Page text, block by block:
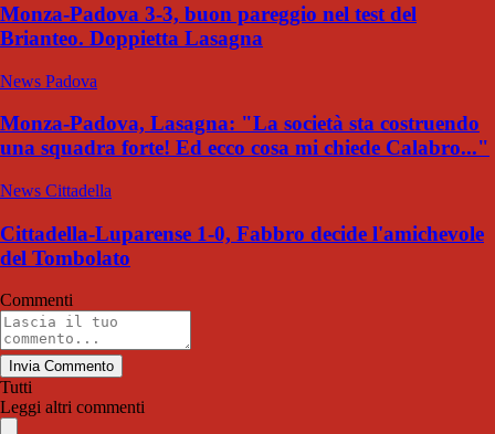
Monza-Padova 3-3, buon pareggio nel test del
Brianteo. Doppietta Lasagna
News Padova
Monza-Padova, Lasagna: "La società sta costruendo
una squadra forte! Ed ecco cosa mi chiede Calabro..."
News Cittadella
Cittadella-Luparense 1-0, Fabbro decide l'amichevole
del Tombolato
Commenti
Invia Commento
Tutti
Leggi altri commenti